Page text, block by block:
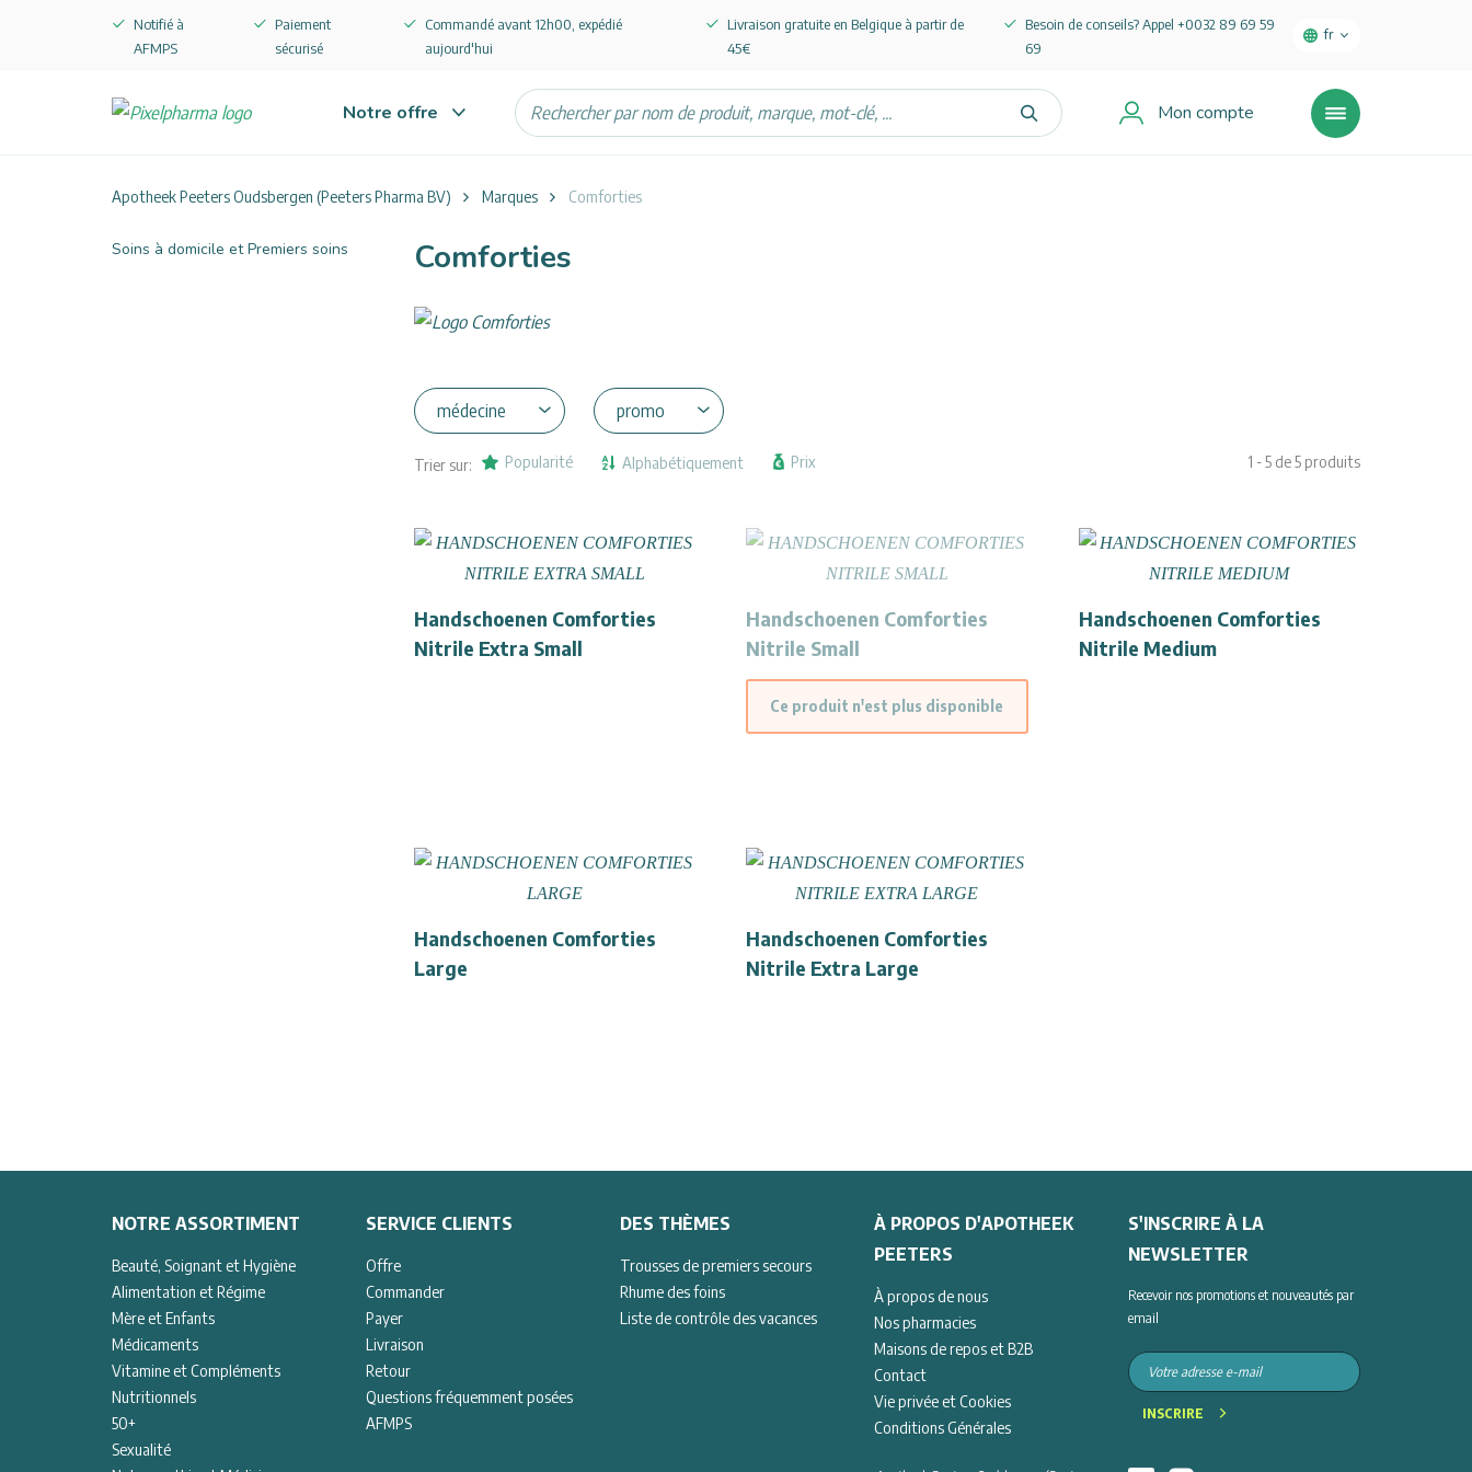
Notifié à
AFMPS
Paiement
sécurisé
Commandé avant 12h00, expédié
aujourd'hui
Livraison gratuite en Belgique à partir de
45€
Besoin de conseils? Appel +0032 89 69 59
69
fr
Notre offre
chercher
Rechercher
Mon compte
Vous
ici
Apotheek Peeters Oudsbergen (Peeters Pharma BV) Marques Comforties
Soins à domicile et Premiers soins Comforties
médecine promo
Trier sur: Popularité Alphabétiquement Prix 1 - 5 de 5 produits
Handschoenen Comforties
Nitrile Extra Small
Handschoenen Comforties
Nitrile Small
Ce produit n'est plus disponible
Handschoenen Comforties
Nitrile Medium
Handschoenen Comforties
Large
Handschoenen Comforties
Nitrile Extra Large
NOTRE ASSORTIMENT
Beauté, Soignant et Hygiène
Alimentation et Régime
Mère et Enfants
Médicaments
Vitamine et Compléments
Nutritionnels
50+
Sexualité
SERVICE CLIENTS
Offre
Commander
Payer
Livraison
Retour
Questions fréquemment posées
AFMPS
DES THÈMES
Trousses de premiers secours
Rhume des foins
Liste de contrôle des vacances
À PROPOS D'APOTHEEK
PEETERS
À propos de nous
Nos pharmacies
Maisons de repos et B2B
Contact
Vie privée et Cookies
Conditions Générales
S'INSCRIRE À LA
NEWSLETTER
Recevoir nos promotions et nouveautés par
email
INSCRIRE